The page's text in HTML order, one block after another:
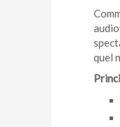
quel